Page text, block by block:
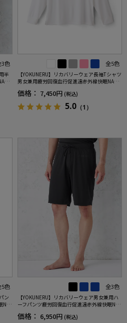
3色
半
全5色
【YOKUNERU】リカバリーウェア長袖Tシャツ
男女兼用疲労回復血行促進遠赤外線快眠NANO
MIX(R)【一般医療機器】SS～LLサイズ
価格： 7,450円 (税込)
5.0 （1）
5色
ン
NA
全3色
【YOKUNERU】リカバリーウェア男女兼用ハ
ーフパンツ疲労回復血行促進遠赤外線快眠NA
NOMIX(R)【一般医療機器】SS～LLサイズ
価格： 6,950円 (税込)